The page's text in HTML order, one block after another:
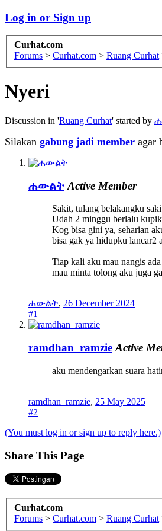
Log in or Sign up
Curhat.com
Forums > Curhat.com > Ruang Curhat
Nyeri
Discussion in 'Ruang Curhat' started by
Silakan gabung jadi member agar
ሐውልት Active Member
Sakit, tulang belakangku
Udah 2 minggu berlalu
Kog bisa gini ya, seharian
bisa gak ya hidupku lancar2
Tiap kali aku mau nangis
mau minta tolong aku juga
ሐውልት, 26 December 2024
#1
ramdhan_ramzie Active
aku mendengarkan suara
ramdhan_ramzie, 25 May 2025
#2
(You must log in or sign up to reply here.)
Share This Page
Curhat.com
Forums > Curhat.com > Ruang Curhat